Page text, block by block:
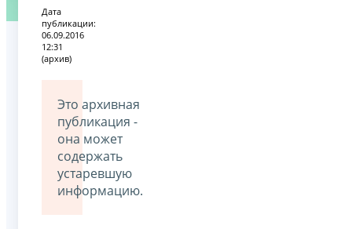
Дата
публикации:
06.09.2016
12:31
(архив)
Это архивная
публикация -
она может
содержать
устаревшую
информацию.